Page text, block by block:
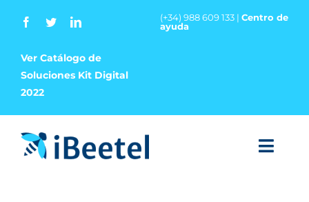
contenido
(+34) 988 609 133 | Centro de
ayuda
Ver Catálogo de
Soluciones Kit Digital
2022